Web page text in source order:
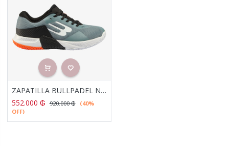
ZAPATILLA BULLPADEL NEXT 23V GRIS AZULADO
552.000 ₲ 920.000₲
(40%
OFF)